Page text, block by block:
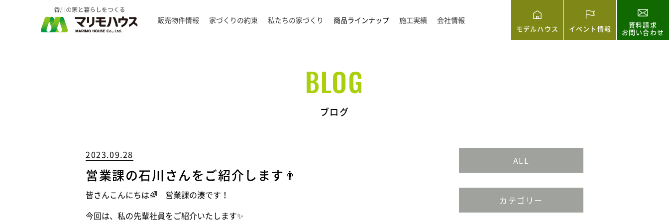
販売物件情報 家づくりの約束 私たちの家づくり 商品ラインナップ 施工実績 会社情報
モデルハウス イベント情報 資料請求
お問い合わせ
BLOG
ブログ
2023.09.28
営業課の石川さんをご紹介します👨
皆さんこんにちは🌈 営業課の湊です！
今回は、私の先輩社員をご紹介いたします✨
ALL
カテゴリー